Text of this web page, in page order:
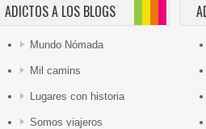
ADICTOS A LOS BLOGS
Mundo Nómada
Mil camins
Lugares con historia
Somos viajeros